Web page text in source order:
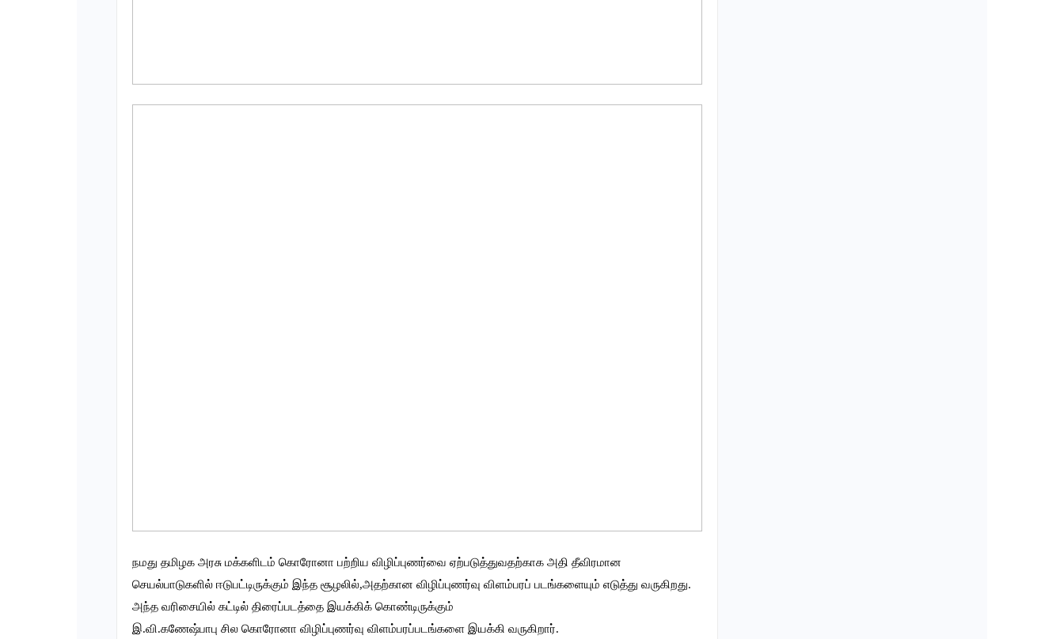
நமது தமிழக அரசு மக்களிடம் கொரோனா பற்றிய விழிப்புணர்வை ஏற்படுத்துவதற்காக அதி தீவிரமான
செயல்பாடுகளில் ஈடுபட்டிருக்கும் இந்த சூழலில்,அதற்கான விழிப்புணர்வு விளம்பரப் படங்களையும் எடுத்து வருகிறது.
அந்த வரிசையில் கட்டில் திரைப்படத்தை இயக்கிக் கொண்டிருக்கும்
இ.வி.கணேஷ்பாபு சில கொரோனா விழிப்புணர்வு விளம்பரப்படங்களை இயக்கி வருகிறார்.